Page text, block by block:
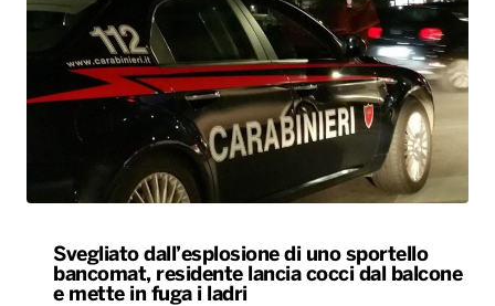
Svegliato dall’esplosione di uno sportello
bancomat, residente lancia cocci dal balcone
e mette in fuga i ladri